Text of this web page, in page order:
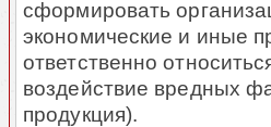
сформировать
экономические и иные
ответственно
воздействие вредных
продукция).